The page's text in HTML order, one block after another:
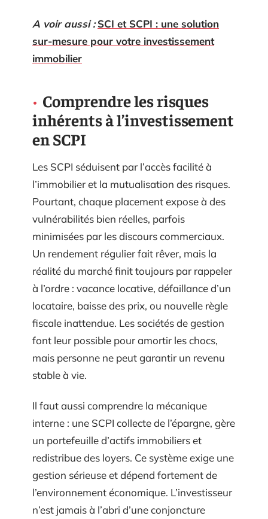
A voir aussi : SCI et SCPI : une solution
sur-mesure pour votre investissement
immobilier
Comprendre les risques
inhérents à l’investissement
en SCPI
Les SCPI séduisent par l’accès facilité à
l’immobilier et la mutualisation des risques.
Pourtant, chaque placement expose à des
vulnérabilités bien réelles, parfois
minimisées par les discours commerciaux.
Un rendement régulier fait rêver, mais la
réalité du marché finit toujours par rappeler
à l’ordre : vacance locative, défaillance d’un
locataire, baisse des prix, ou nouvelle règle
fiscale inattendue. Les sociétés de gestion
font leur possible pour amortir les chocs,
mais personne ne peut garantir un revenu
stable à vie.
Il faut aussi comprendre la mécanique
interne : une SCPI collecte de l’épargne, gère
un portefeuille d’actifs immobiliers et
redistribue des loyers. Ce système exige une
gestion sérieuse et dépend fortement de
l’environnement économique. L’investisseur
n’est jamais à l’abri d’une conjoncture